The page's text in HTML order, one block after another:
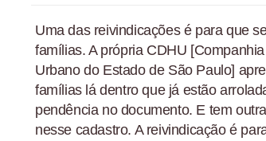
Uma das reivindicações é para que
famílias. A própria CDHU
Urbano do Estado de São Paulo]
famílias lá dentro que já estão
pendência no documento. E tem
nesse cadastro. A reivindicação é